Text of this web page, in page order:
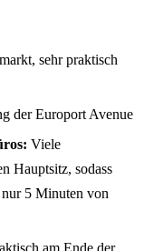
sehr praktisch
der Europort Avenue
Viele
Hauptsitz, sodass
5 Minuten von
am Ende der